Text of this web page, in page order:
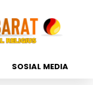
SOSIAL MEDIA